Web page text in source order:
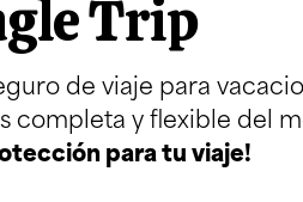
Trip
de viaje para
completa y flexible del
para tu viaje!